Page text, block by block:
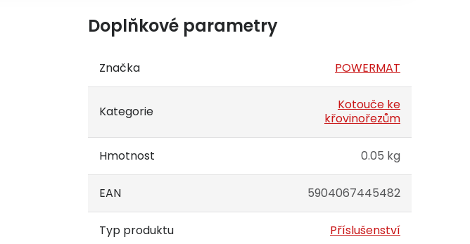
Doplňkové parametry
Značka POWERMAT
Kategorie
Kotouče ke
křovinořezům
Hmotnost 0.05 kg
EAN 5904067445482
Typ produktu Příslušenství